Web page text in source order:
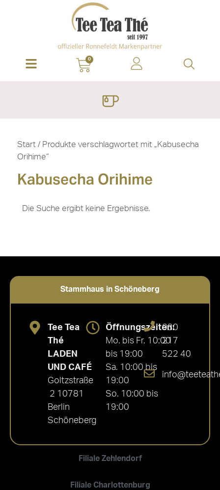
0
Start / Produkte verschlagwortet mit „Kabusecha
Orihime“
Kabusecha Orihime
Die Suche ergibt keine Ergebnisse.
Stammhaus in Schöneberg
Filiale Zehlendorf
Filiale Charlottenburg
Tee Tea
Thé
LADEN
UND CAFÉ
Goltzstraße
2 10781
Berlin
Schöneberg
Öffnungszeiten:
Mo. bis Fr. 10:00
bis 19:00
Sa. 10:00 bis
19:00
So. 10:00 bis
19:00
030
217
522 40